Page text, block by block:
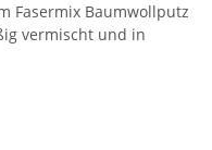
Fasermix Baumwollputz
vermischt und in